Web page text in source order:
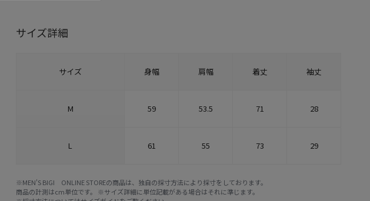
サイズ詳細
サイズ 身幅 肩幅 着丈 袖丈
M 59 53.5 71 28
L 61 55 73 29
※MEN'S BIGI ONLINE STOREの商品は、独自の採寸方法により採寸をしております。
商品の計測はcm単位です。 ※サイズ詳細に単位記載がある場合はそれに準じます。